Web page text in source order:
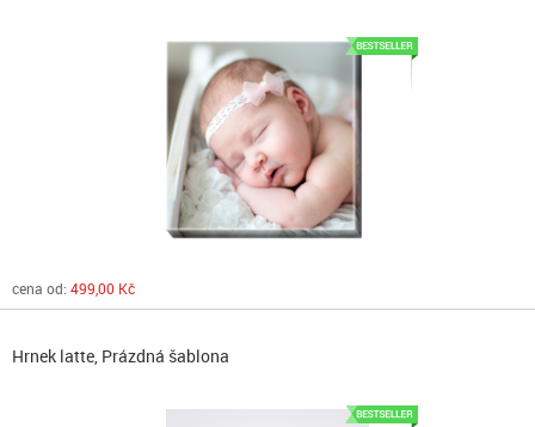
cena od: 499,00 Kč
Hrnek latte, Prázdná šablona